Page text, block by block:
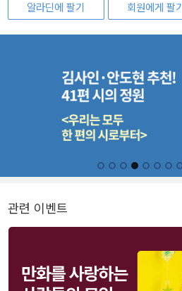
알라딘에 팔기
회원에게 팔기
관련 이벤트